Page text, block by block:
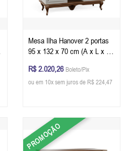
Mesa Ilha Hanover 2 portas
95 x 132 x 70 cm (A x L x P)
Glazer
R$ 2.020,26 Boleto/Pix
ou em 10x sem juros de R$ 224,47
PROMOÇÃO